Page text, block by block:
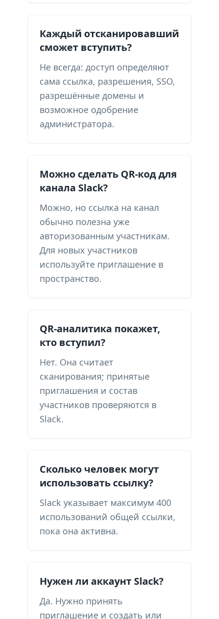
Каждый отсканировавший
сможет вступить?
Не всегда: доступ определяют
сама ссылка, разрешения, SSO,
разрешённые домены и
возможное одобрение
администратора.
Можно сделать QR-код для
канала Slack?
Можно, но ссылка на канал
обычно полезна уже
авторизованным участникам.
Для новых участников
используйте приглашение в
пространство.
QR-аналитика покажет,
кто вступил?
Нет. Она считает
сканирования; принятые
приглашения и состав
участников проверяются в
Slack.
Сколько человек могут
использовать ссылку?
Slack указывает максимум 400
использований общей ссылки,
пока она активна.
Нужен ли аккаунт Slack?
Да. Нужно принять
приглашение и создать или